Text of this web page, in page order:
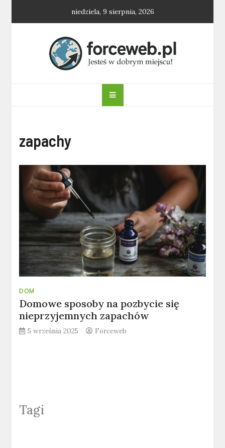
niedziela, 9 sierpnia, 2026
forceweb.pl
zapachy
DOM
Domowe sposoby na pozbycie się
nieprzyjemnych zapachów
5 września 2025 Forceweb
Tagi